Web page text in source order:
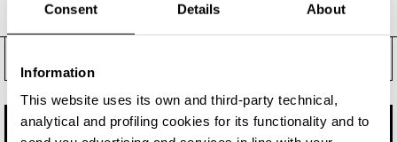
Consent Details About
Information
This website uses its own and third-party technical,
analytical and profiling cookies for its functionality and to
ПРОВЕРИТЬ СТАТУС
ALL COUNTRIES